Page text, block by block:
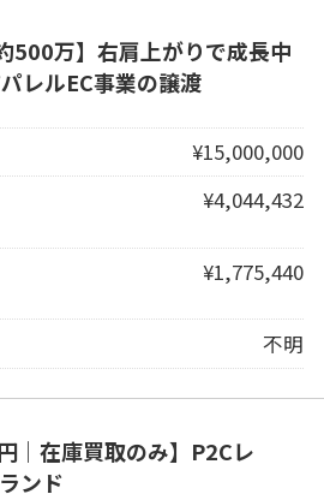
500万】右肩上がりで成長中
レルEC事業の譲渡
¥15,000,000
¥4,044,432
¥1,775,440
不明
｜在庫買取のみ】P2Cレ
ンド